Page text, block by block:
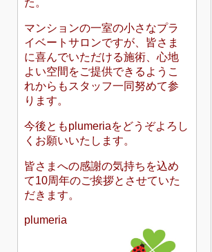
た。
マンションの一室の小さなプラ
イベートサロンですが、皆さま
に喜んでいただける施術、心地
よい空間をご提供できるようこ
れからもスタッフ一同努めて参
ります。
今後ともplumeriaをどうぞよろし
くお願いいたします。
皆さまへの感謝の気持ちを込め
て10周年のご挨拶とさせていた
だきます。
plumeria